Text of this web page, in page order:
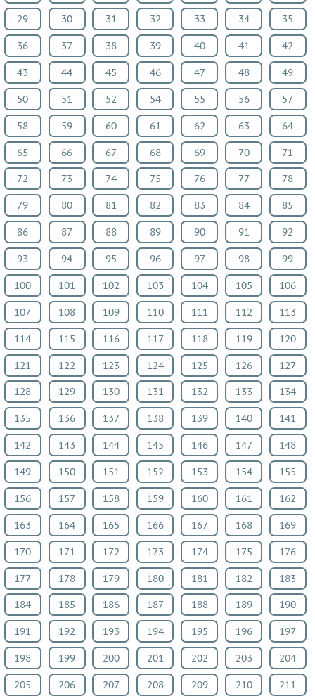
язык
Белорусский
язык
Украинский
язык
Французский
язык
Биология
История
Информатика
ОБЖ
География
Музыка
ИЗО
Литература
Обществознание
Черчение
Экология
Технология
Испанский
язык
Искусство
Китайский
язык
Кубановедение
Казахский
язык
Физкультура
ВИДЕОРЕШЕНИЯ
29 30 31 32 33 34 35
36 37 38 39 40 41 42
43 44 45 46 47 48 49
50 51 52 54 55 56 57
58 59 60 61 62 63 64
65 66 67 68 69 70 71
72 73 74 75 76 77 78
79 80 81 82 83 84 85
86 87 88 89 90 91 92
93 94 95 96 97 98 99
100 101 102 103 104 105 106
107 108 109 110 111 112 113
114 115 116 117 118 119 120
121 122 123 124 125 126 127
128 129 130 131 132 133 134
135 136 137 138 139 140 141
142 143 144 145 146 147 148
149 150 151 152 153 154 155
156 157 158 159 160 161 162
163 164 165 166 167 168 169
170 171 172 173 174 175 176
177 178 179 180 181 182 183
184 185 186 187 188 189 190
191 192 193 194 195 196 197
198 199 200 201 202 203 204
205 206 207 208 209 210 211